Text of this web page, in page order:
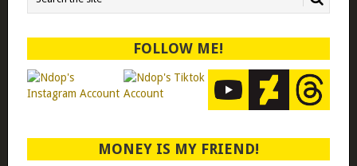
FOLLOW ME!
MONEY IS MY FRIEND!